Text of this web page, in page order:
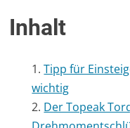
Inhalt
Tipp für
wichtig
Der Topeak